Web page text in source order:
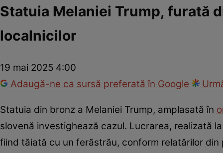
Statuia Melaniei Trump, furată
localnicilor
19 mai 2025 4:00
Adaugă-ne ca sursă preferată în Google
Statuia din bronz a Melaniei Trump, amplasată în
slovenă investighează cazul. Lucrarea, realizată
fiind tăiată cu un ferăstrău, conform relatărilor din